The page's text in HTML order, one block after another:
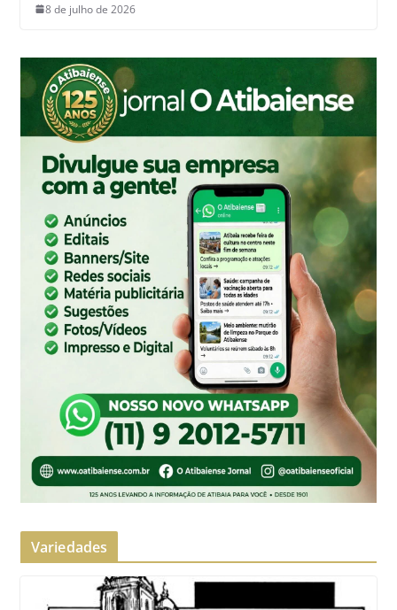
8 de julho de 2026
Variedades